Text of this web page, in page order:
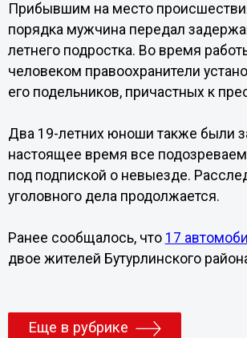
Прибывшим на место
порядка мужчина передал
летнего подростка. Во время
человеком правоохранители
его подельников, причастных к
Два 19-летних юноши также были
настоящее время все
под подпиской о невыезде.
уголовного дела продолжается.
Ранее сообщалось, что 17
двое жителей Бутурлинского
Еще в рубрике